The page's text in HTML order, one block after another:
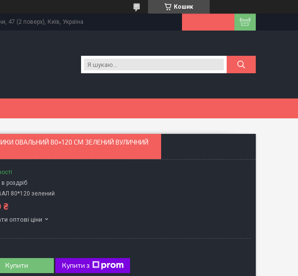
Кошик
47 (2 поверх), Київ, Україна
ОВАЛЬНИЙ 80×120 СМ ЗЕЛЕНИЙ ВУЛИЧНИЙ
роздріб
80*120 зелений
₴
оптові ціни
Купити Купити з